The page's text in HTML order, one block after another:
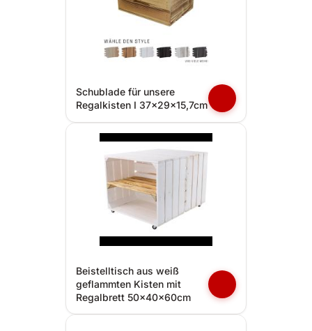
Schublade für unsere
Regalkisten I 37x29x15,7cm
Beistelltisch aus weiß
geflammten Kisten mit
Regalbrett 50x40x60cm